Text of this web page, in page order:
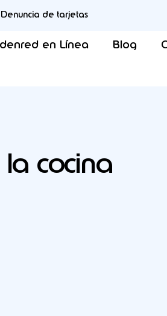
Denuncia de tarjetas
en Línea Blog
cocina